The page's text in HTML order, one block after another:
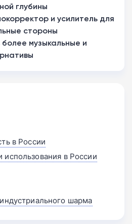
глубины
и усилитель для
стороны
музыкальные и
в России
использования в России
шарма